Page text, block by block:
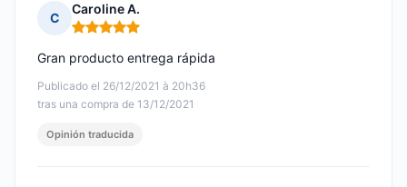
C
Caroline A.
Nota: 5 de 5
Publicado el 26/12/2021 à 20h36
tras una compra de 13/12/2021
Gran producto entrega rápida
Opinión traducida